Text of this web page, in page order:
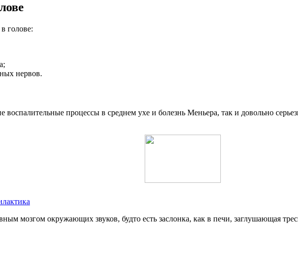
голове:
нервов.
воспалительные процессы в среднем ухе и болезнь Меньера, так и довольно
мозгом окружающих звуков, будто есть заслонка, как в печи, заглушающая